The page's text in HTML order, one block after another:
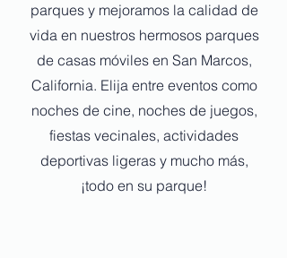
parques y mejoramos la calidad de
vida en nuestros hermosos parques
de casas móviles en San Marcos,
California. Elija entre eventos como
noches de cine, noches de juegos,
fiestas vecinales, actividades
deportivas ligeras y mucho más,
¡todo en su parque!